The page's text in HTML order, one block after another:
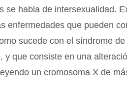
se habla de intersexualidad.
enfermedades que pueden
sucede con el síndrome
y que consiste en una
un cromosoma X de